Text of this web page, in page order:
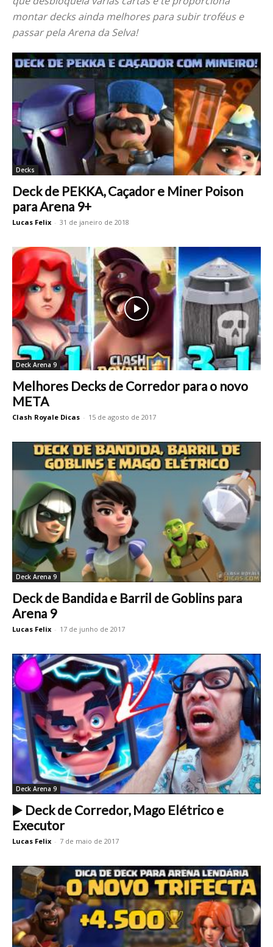
montar decks ainda melhores para subir troféus e
passar pela Arena da Selva!
Decks
Deck de PEKKA, Caçador e Miner Poison
para Arena 9+
Lucas Felix - 31 de janeiro de 2018
Deck Arena 9
Melhores Decks de Corredor para o novo
META
Clash Royale Dicas - 15 de agosto de 2017
Deck Arena 9
Deck de Bandida e Barril de Goblins para
Arena 9
Lucas Felix - 17 de junho de 2017
Deck Arena 9
▶️ Deck de Corredor, Mago Elétrico e
Executor
Lucas Felix - 7 de maio de 2017